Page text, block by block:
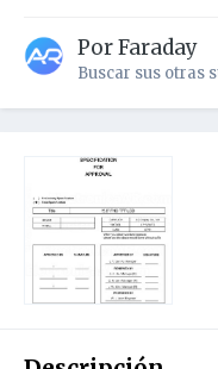
PorFaraday
Buscar sus otras